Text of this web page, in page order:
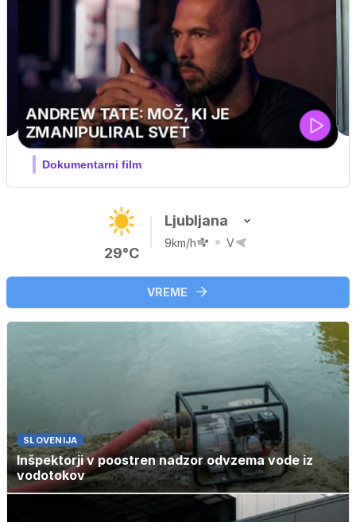
MOJ PRIJATELJ PINGVIN
Film meseca / družinski, pustolovski
29°C
Ljubljana
9km/h V
VREME
SLOVENIJA
Inšpektorji v poostren nadzor odvzema vode iz
vodotokov